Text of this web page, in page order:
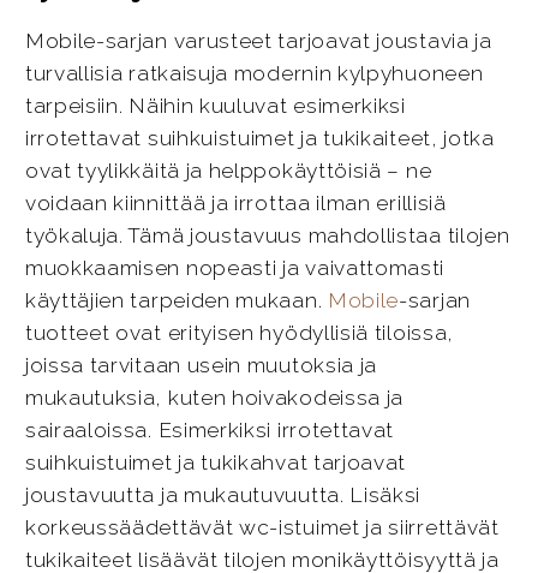
Mobile-sarjan varusteet tarjoavat joustavia ja
turvallisia ratkaisuja modernin kylpyhuoneen
tarpeisiin. Näihin kuuluvat esimerkiksi
irrotettavat suihkuistuimet ja tukikaiteet, jotka
ovat tyylikkäitä ja helppokäyttöisiä – ne
voidaan kiinnittää ja irrottaa ilman erillisiä
työkaluja. Tämä joustavuus mahdollistaa tilojen
muokkaamisen nopeasti ja vaivattomasti
käyttäjien tarpeiden mukaan. Mobile-sarjan
tuotteet ovat erityisen hyödyllisiä tiloissa,
joissa tarvitaan usein muutoksia ja
mukautuksia, kuten hoivakodeissa ja
sairaaloissa. Esimerkiksi irrotettavat
suihkuistuimet ja tukikahvat tarjoavat
joustavuutta ja mukautuvuutta. Lisäksi
korkeussäädettävät wc-istuimet ja siirrettävät
tukikaiteet lisäävät tilojen monikäyttöisyyttä ja